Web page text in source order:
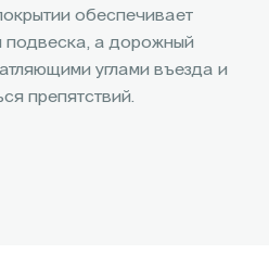
обеспечивает
подвеска, а дорожный
углами въезда и
препятствий.